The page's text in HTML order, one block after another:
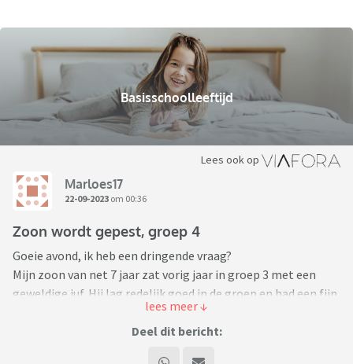
Basisschoolleeftijd
Lees ook op
Marloes17
22-09-2023 om 00:36
Zoon wordt gepest, groep 4
Goeie avond, ik heb een dringende vraag?
Mijn zoon van net 7 jaar zat vorig jaar in groep 3 met een
geweldige juf. Hij lag redelijk goed in de groep en had een fijn
clubje vrienden. We hebben met ze alle een top jaar gehad.
Alle ouders spraken hun tevredenheid uit. Toch was er wel
Deel dit bericht: